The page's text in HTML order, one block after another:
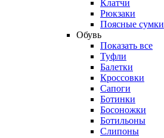
Клатчи
Рюкзаки
Поясные сумки
Обувь
Показать все
Туфли
Балетки
Кроссовки
Сапоги
Ботинки
Босоножки
Ботильоны
Слипоны